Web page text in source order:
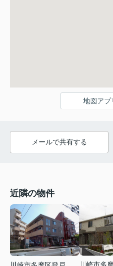
地図アプ
メールで共有する
近隣の物件
川崎市多